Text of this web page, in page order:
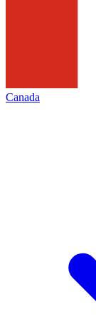
Canada